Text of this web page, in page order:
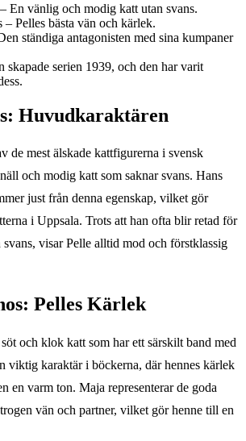
En vänlig och modig katt utan svans.
– Pelles bästa vän och kärlek.
ständiga antagonisten med sina kumpaner
skapade serien 1939, och den har varit
Huvudkaraktären
de mest älskade kattfigurerna i svensk
och modig katt som saknar svans. Hans
just från denna egenskap, vilket gör
i Uppsala. Trots att han ofta blir retad för
svans, visar Pelle alltid mod och förstklassig
Pelles Kärlek
och klok katt som har ett särskilt band med
viktig karaktär i böckerna, där hennes kärlek
en varm ton. Maja representerar de goda
vän och partner, vilket gör henne till en